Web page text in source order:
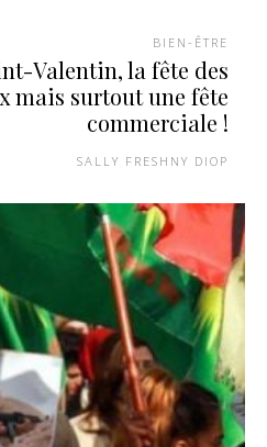
BIEN-ÊTRE
Valentin, la fête des
mais surtout une fête
commerciale !
SALLY FRESHNY DIOP